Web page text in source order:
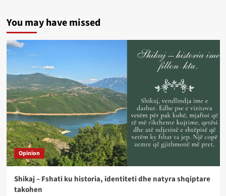
You may have missed
Opinion
Shikaj – Fshati ku historia, identiteti dhe natyra shqiptare
takohen